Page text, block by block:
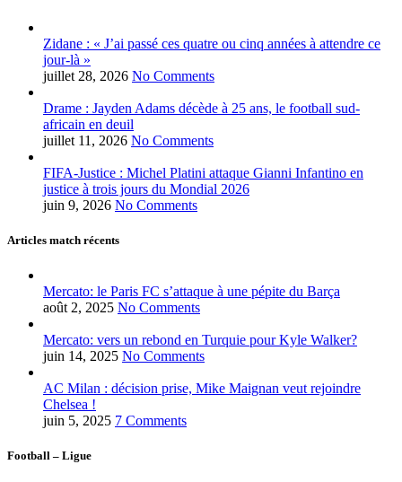
Zidane : « J’ai passé ces quatre ou cinq années à attendre ce
jour-là »
juillet 28, 2026 No Comments
Drame : Jayden Adams décède à 25 ans, le football sud-
africain en deuil
juillet 11, 2026 No Comments
FIFA-Justice : Michel Platini attaque Gianni Infantino en
justice à trois jours du Mondial 2026
juin 9, 2026 No Comments
Articles match récents
Mercato: le Paris FC s’attaque à une pépite du Barça
août 2, 2025 No Comments
Mercato: vers un rebond en Turquie pour Kyle Walker?
juin 14, 2025 No Comments
AC Milan : décision prise, Mike Maignan veut rejoindre
Chelsea !
juin 5, 2025 7 Comments
Football – Ligue